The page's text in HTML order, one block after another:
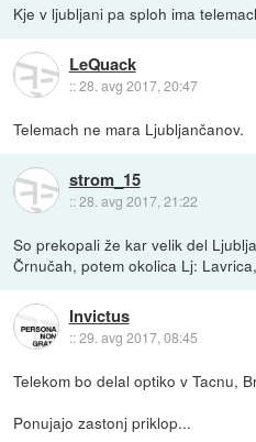
Kje v ljubljani pa sploh ima
LeQuack
::28. avg 2017, 20:47
Telemach ne mara Ljubljančanov.
strom_15
::28. avg 2017, 21:22
So prekopali že kar velik del
Črnučah, potem okolica Lj:
Invictus
::29. avg 2017, 08:45
Telekom bo delal optiko v Tacnu,
Ponujajo zastonj priklop...